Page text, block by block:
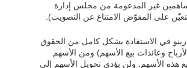
غير المدعومة من مجلس إدارة
على المفوّض الامتناع عن التصويت).
في الاستفادة بشكل كامل من الحقوق
وعائدات بيع الأسهم) ومن الأسهم
هذه الأسهم. ولن يؤدي تحويل الأسهم إلى